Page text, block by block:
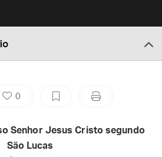
0
Senhor Jesus Cristo segundo
São Lucas